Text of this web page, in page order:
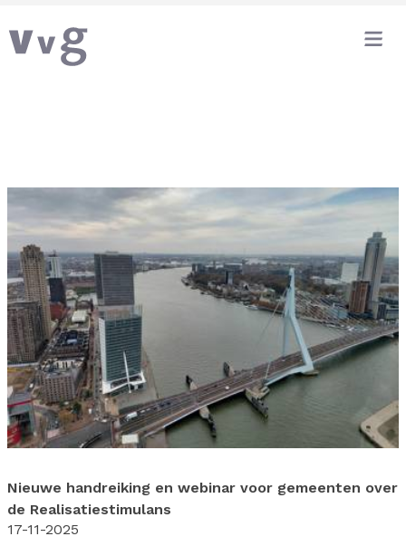
Nieuwe handreiking en webinar voor gemeenten over
de Realisatiestimulans
17-11-2025